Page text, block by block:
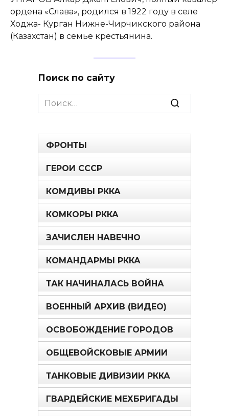
ордена «Слава», родился в 1922 году в селе
Ходжа- Курган Нижне-Чирчикского района
(Казахстан) в семье крестьянина.
Поиск по сайту
Search
for:
ФРОНТЫ
ГЕРОИ СССР
КОМДИВЫ РККА
КОМКОРЫ РККА
ЗАЧИСЛЕН НАВЕЧНО
КОМАНДАРМЫ РККА
ТАК НАЧИНАЛАСЬ ВОЙНА
ВОЕННЫЙ АРХИВ (ВИДЕО)
ОСВОБОЖДЕНИЕ ГОРОДОВ
ОБЩЕВОЙСКОВЫЕ АРМИИ
ТАНКОВЫЕ ДИВИЗИИ РККА
ГВАРДЕЙСКИЕ МЕХБРИГАДЫ